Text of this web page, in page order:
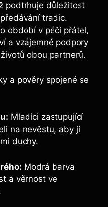
podtrhuje důležitost
tradic.
období v péči přátel,
a vzájemné podpory
obou partnerů.
a pověry spojené se
Mladíci zastupující
na nevěstu, aby ji
duchy.
Modrá barva
a věrnost ve